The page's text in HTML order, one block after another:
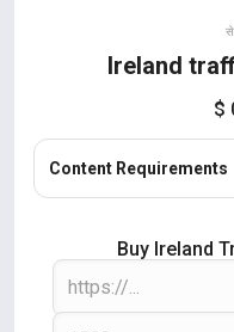
Ireland
$
Content Requirements
Buy Ireland